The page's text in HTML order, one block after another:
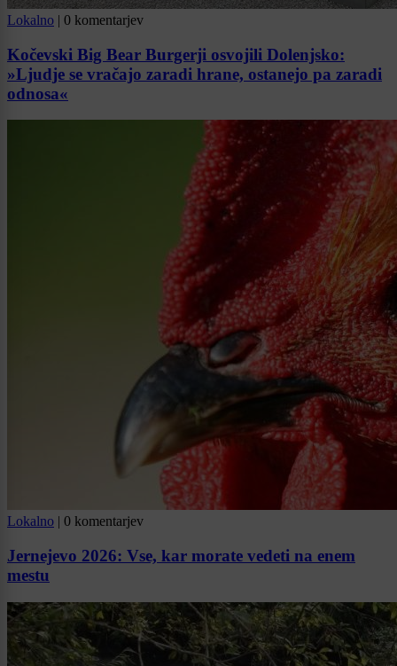
Lokalno | 0 komentarjev
Kočevski Big Bear Burgerji osvojili Dolenjsko:
»Ljudje se vračajo zaradi hrane, ostanejo pa zaradi
odnosa«
Lokalno | 0 komentarjev
Jernejevo 2026: Vse, kar morate vedeti na enem
mestu